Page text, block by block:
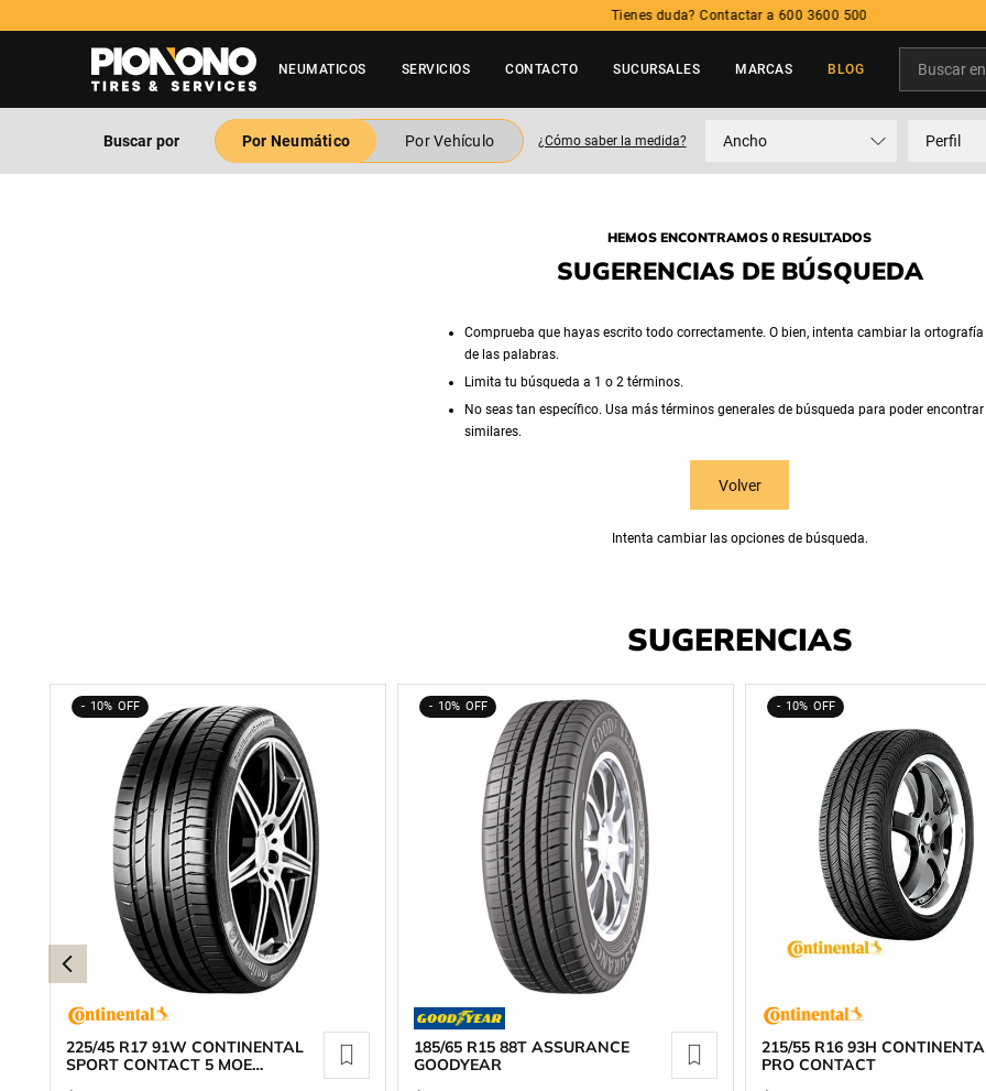
Tienes duda? Contactar a 600 3600 500
NEUMATICOS SERVICIOS CONTACTO SUCURSALES MARCAS BLOG
Buscar por Por Neumático Por Vehículo ¿Cómo saber la medida? Ancho Perfil
HEMOS ENCONTRAMOS 0 RESULTADOS
SUGERENCIAS DE BÚSQUEDA
Comprueba que hayas escrito todo correctamente. O bien, intenta cambiar la
de las palabras.
Limita tu búsqueda a 1 o 2 términos.
No seas tan específico. Usa más términos generales de búsqueda para poder
similares.
Volver
Intenta cambiar las opciones de búsqueda.
SUGERENCIAS
10%
225/45 R17 91W CONTINENTAL
SPORT CONTACT 5 MOE
10%
185/65 R15 88T ASSURANCE
GOODYEAR
10%
215/55 R16 93H
PRO CONTACT
TÉRMINOS MÁS BUSCADOS
. neumatico
205